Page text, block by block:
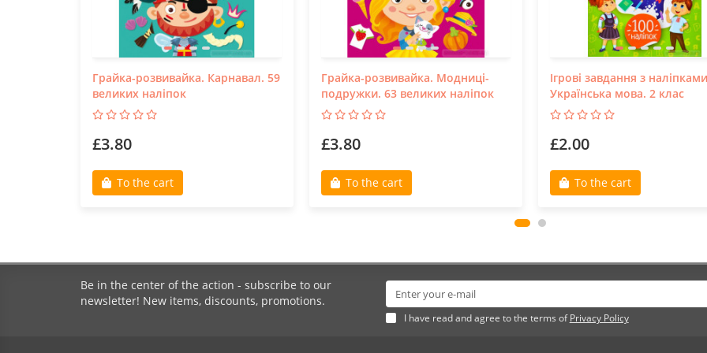
Грайка-розвивайка. Карнавал. 59
великих наліпок
£3.80
To the cart
Грайка-розвивайка. Модниці-
подружки. 63 великих наліпок
£3.80
To the cart
Ігрові завдання з
Українська мова. 2 клас
£2.00
To the cart
Be in the center of the action - subscribe to our
newsletter! New items, discounts, promotions.
I have read and agree to the terms ofPrivacy Policy